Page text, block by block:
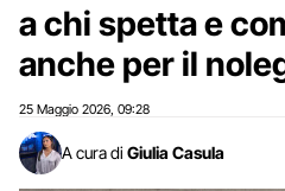
a chi spetta e
anche per il
25 Maggio 2026 09:28
A cura di Giulia Casula